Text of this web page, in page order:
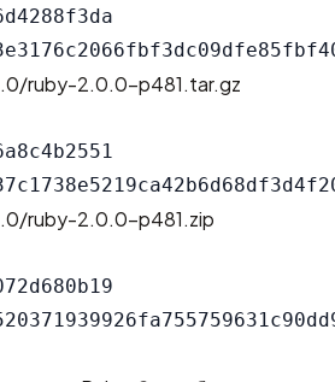
ruby-2.0.0-p481.tar.gz
ruby-2.0.0-p481.zip